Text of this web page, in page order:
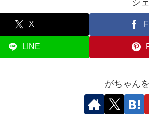
シ
X
LINE
がちゃん